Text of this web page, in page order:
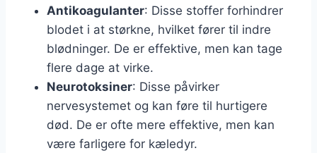
Antikoagulanter: Disse stoffer forhindrer
blodet i at størkne, hvilket fører til indre
blødninger. De er effektive, men kan tage
flere dage at virke.
Neurotoksiner: Disse påvirker
nervesystemet og kan føre til hurtigere
død. De er ofte mere effektive, men kan
være farligere for kæledyr.